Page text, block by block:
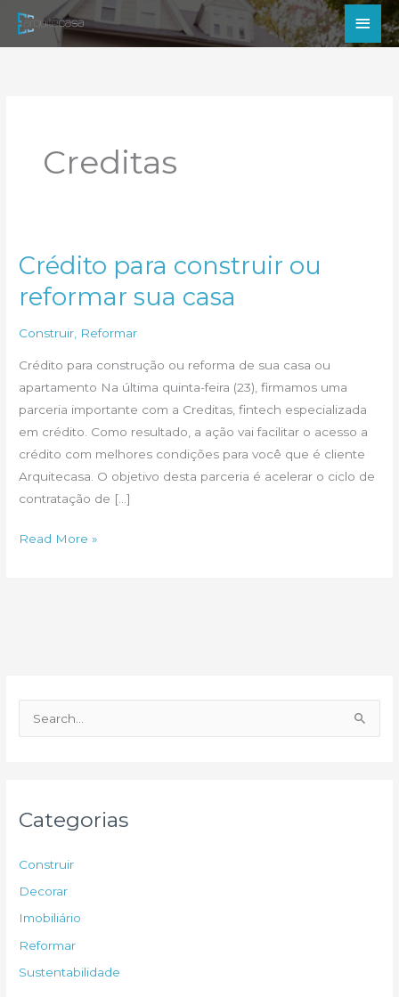
para
Creditas
Crédito para construir ou
reformar sua casa
Construir Reformar
Crédito para construção ou reforma de sua casa ou
apartamento Na última quinta-feira (23), firmamos uma
parceria importante com a Creditas, fintech especializada
em crédito. Como resultado, a ação vai facilitar o acesso a
crédito com melhores condições para você que é cliente
Arquitecasa. O objetivo desta parceria é acelerar o ciclo de
contratação de […]
Crédito
Read More »
e
p
o
r
Categorias
Construir
Decorar
Imobiliário
Reformar
Sustentabilidade